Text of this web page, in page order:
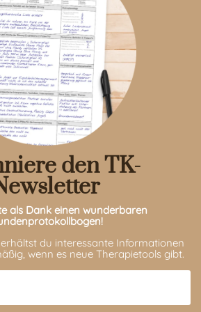
den TK-
als Dank einen wunderbaren
du interessante Informationen
wenn es neue Therapietools gibt.